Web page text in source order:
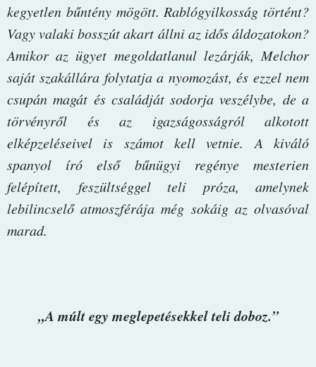
kegyetlen bűntény mögött. Rablógyilkosság történt?
Vagy valaki bosszút akart állni az idős áldozatokon?
Amikor az ügyet megoldatlanul lezárják, Melchor
saját szakállára folytatja a nyomozást, és ezzel nem
csupán magát és családját sodorja veszélybe, de a
törvényről és az igazságosságról alkotott
elképzeléseivel is számot kell vetnie. A kiváló
spanyol író első bűnügyi regénye mesterien
felépített, feszültséggel teli próza, amelynek
lebilincselő atmoszférája még sokáig az olvasóval
marad.
„A múlt egy meglepetésekkel teli doboz.”